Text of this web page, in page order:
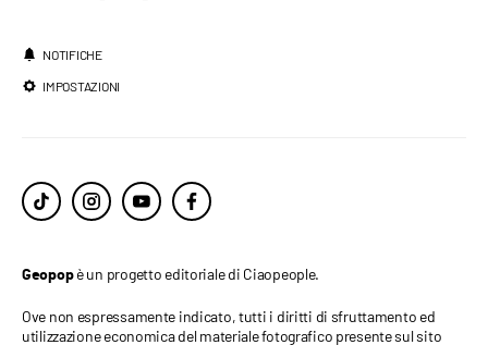
NOTIFICHE
IMPOSTAZIONI
Geopopè un progetto editoriale di Ciaopeople.
Ove non espressamente indicato, tutti i diritti di sfruttamento ed
utilizzazione economica del materiale fotografico presente sul sito